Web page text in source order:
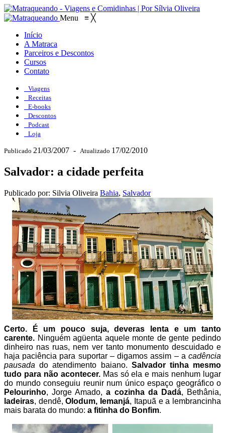
Menu ≡ ╳
Início
A Matraca
Parceiros e Descontos
Cursos
Contato
Viagens
Receitas
E-books
Descontos
Podcast
Loja
Publicado 21/03/2007 - Atualizado 17/02/2010
Salvador: a cidade perfeita
Publicado por: Silvia Oliveira Bahia, Salvador
Certo. É um pouco suja, deveras lenta e um tanto
carente. Ninguém agüenta aquele monte de gente pedindo
dinheiro nas ruas, nem ver tanto monumento descuidado e
haja paciência para suportar – digamos assim – a cadência
pausada do atendimento baiano. Salvador tinha mesmo
tudo para não acontecer.Mas só ela e mais nenhum lugar
do mundo conseguiu reunir num único espaço geográfico o
Pelourinho, Jorge Amado,a cozinha da Dadá, Bethânia,
ladeiras, dendê,Olodum, Iemanjá, Itapuã e a lembrancinha
mais barata do mundo: a fitinha do Bonfim.